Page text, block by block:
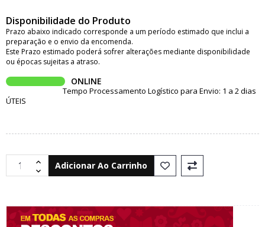
Disponibilidade do Produto
Prazo abaixo indicado corresponde a um período estimado que inclui a
preparação e o envio da encomenda.
Este Prazo estimado poderá sofrer alterações mediante disponibilidade
ou épocas sujeitas a atraso.
ONLINE
Tempo Processamento Logístico para Envio: 1 a 2 dias
ÚTEIS
Adicionar Ao Carrinho